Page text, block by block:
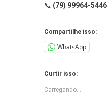
📞 (79) 99964-5446
Compartilhe isso:
WhatsApp
Curtir isso:
Carregando...